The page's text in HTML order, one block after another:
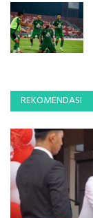
REKOMENDASI